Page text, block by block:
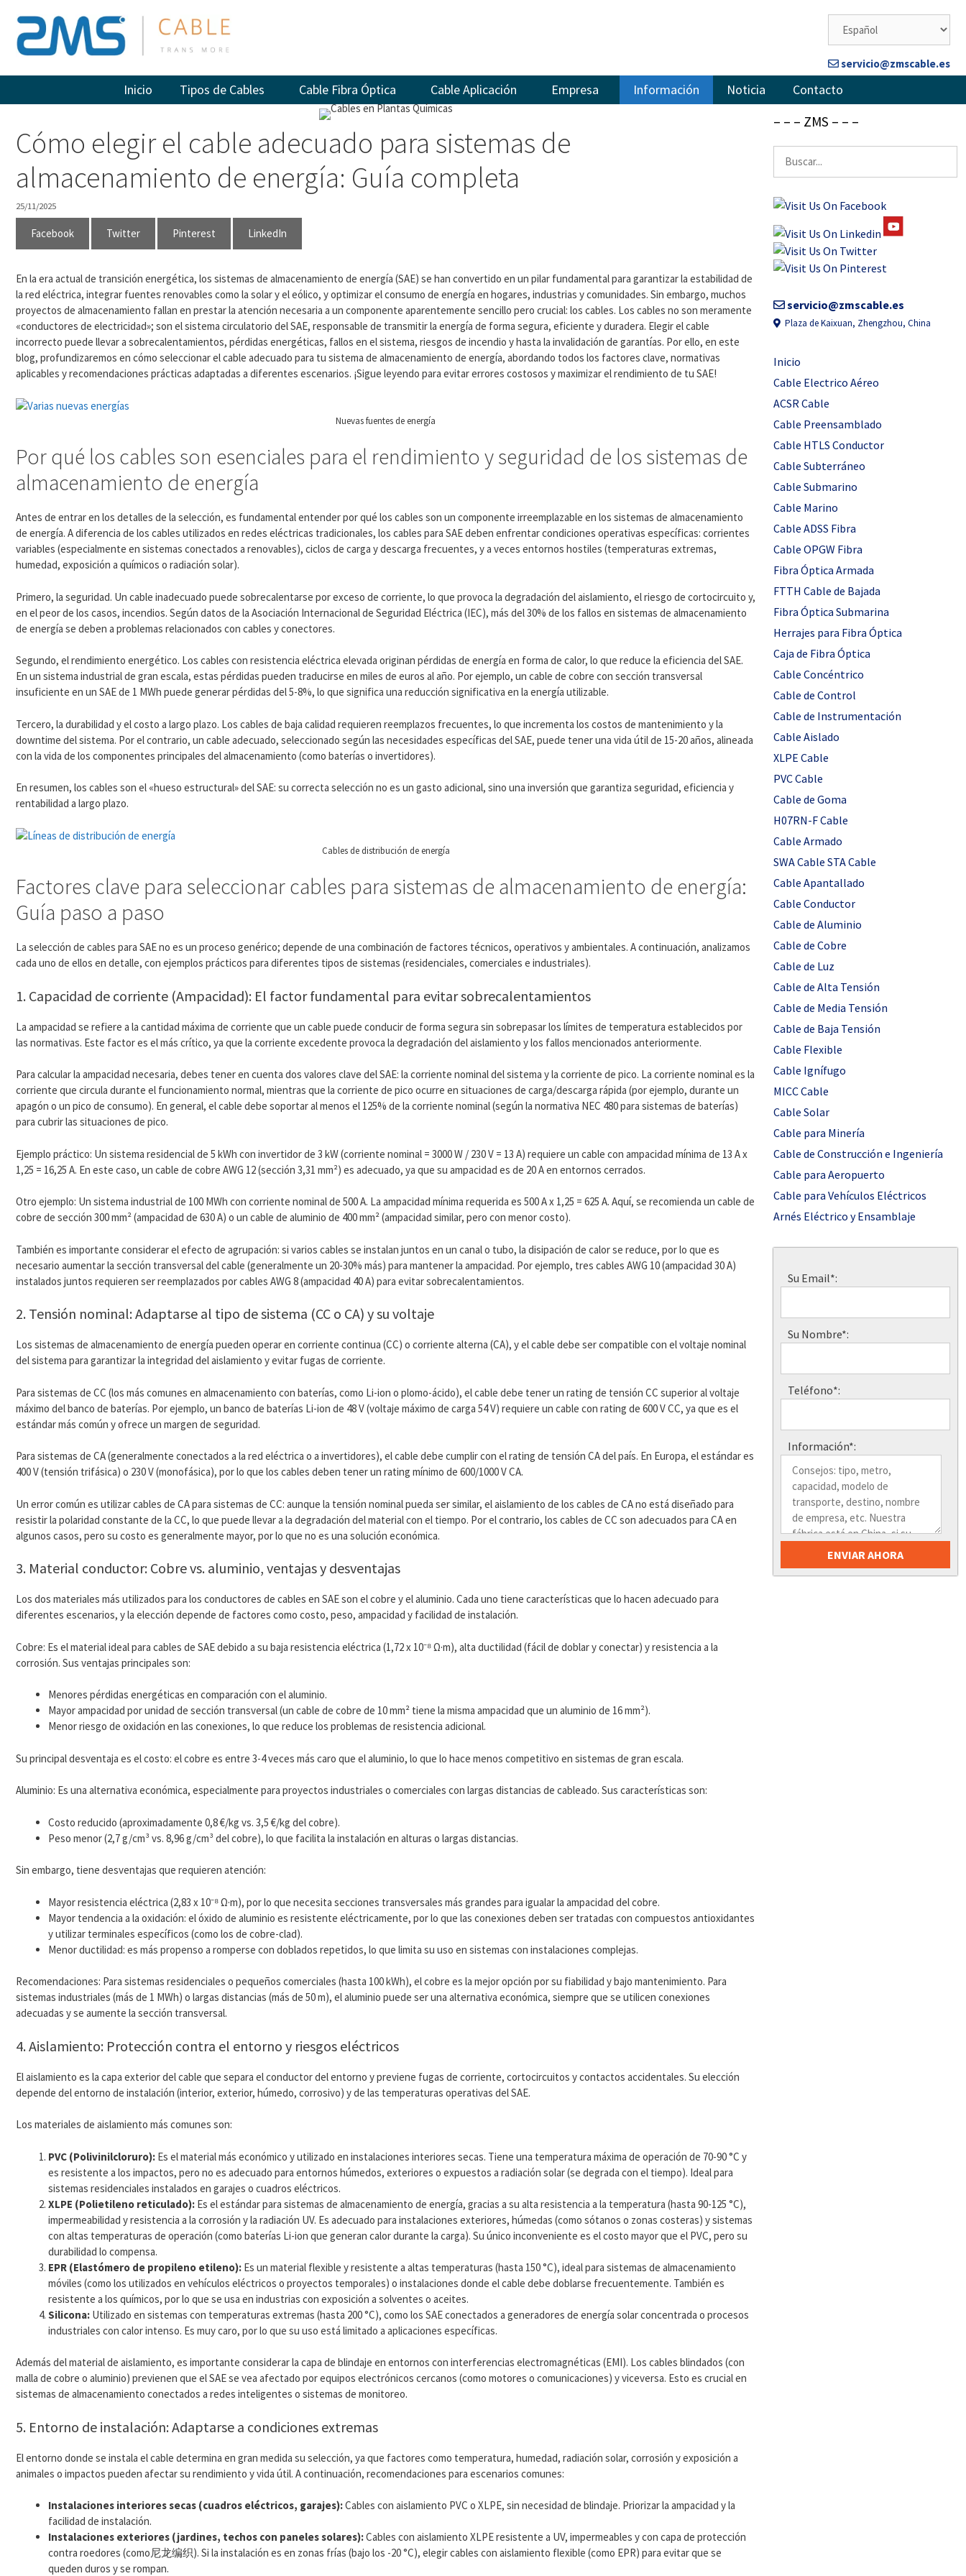
contenido
servicio@zmscable.es
Inicio Tipos de Cables Cable Fibra Óptica Cable Aplicación Empresa Información Noticia Contacto
Cómo elegir el cable adecuado para sistemas de
almacenamiento de energía: Guía completa
25/11/2025
Facebook Twitter Pinterest LinkedIn
En la era actual de transición energética, los sistemas de almacenamiento de energía (SAE) se han convertido en un pilar fundamental para garantizar la estabilidad de
la red eléctrica, integrar fuentes renovables como la solar y el eólico, y optimizar el consumo de energía en hogares, industrias y comunidades. Sin embargo, muchos
proyectos de almacenamiento fallan en prestar la atención necesaria a un componente aparentemente sencillo pero crucial: los cables. Los cables no son meramente
«conductores de electricidad»; son el sistema circulatorio del SAE, responsable de transmitir la energía de forma segura, eficiente y duradera. Elegir el cable
incorrecto puede llevar a sobrecalentamientos, pérdidas energéticas, fallos en el sistema, riesgos de incendio y hasta la invalidación de garantías. Por ello, en este
blog, profundizaremos en cómo seleccionar el cable adecuado para tu sistema de almacenamiento de energía, abordando todos los factores clave, normativas
aplicables y recomendaciones prácticas adaptadas a diferentes escenarios. ¡Sigue leyendo para evitar errores costosos y maximizar el rendimiento de tu SAE!
Nuevas fuentes de energía
Por qué los cables son esenciales para el rendimiento y seguridad de los sistemas de
almacenamiento de energía
Antes de entrar en los detalles de la selección, es fundamental entender por qué los cables son un componente irreemplazable en los sistemas de almacenamiento
de energía. A diferencia de los cables utilizados en redes eléctricas tradicionales, los cables para SAE deben enfrentar condiciones operativas específicas: corrientes
variables (especialmente en sistemas conectados a renovables), ciclos de carga y descarga frecuentes, y a veces entornos hostiles (temperaturas extremas,
humedad, exposición a químicos o radiación solar).
Primero, la seguridad. Un cable inadecuado puede sobrecalentarse por exceso de corriente, lo que provoca la degradación del aislamiento, el riesgo de cortocircuito y,
en el peor de los casos, incendios. Según datos de la Asociación Internacional de Seguridad Eléctrica (IEC), más del 30% de los fallos en sistemas de almacenamiento
de energía se deben a problemas relacionados con cables y conectores.
Segundo, el rendimiento energético. Los cables con resistencia eléctrica elevada originan pérdidas de energía en forma de calor, lo que reduce la eficiencia del SAE.
En un sistema industrial de gran escala, estas pérdidas pueden traducirse en miles de euros al año. Por ejemplo, un cable de cobre con sección transversal
insuficiente en un SAE de 1 MWh puede generar pérdidas del 5-8%, lo que significa una reducción significativa en la energía utilizable.
Tercero, la durabilidad y el costo a largo plazo. Los cables de baja calidad requieren reemplazos frecuentes, lo que incrementa los costos de mantenimiento y la
downtime del sistema. Por el contrario, un cable adecuado, seleccionado según las necesidades específicas del SAE, puede tener una vida útil de 15-20 años, alineada
con la vida de los componentes principales del almacenamiento (como baterías o invertidores).
En resumen, los cables son el «hueso estructural» del SAE: su correcta selección no es un gasto adicional, sino una inversión que garantiza seguridad, eficiencia y
rentabilidad a largo plazo.
Cables de distribución de energía
Factores clave para seleccionar cables para sistemas de almacenamiento de energía:
Guía paso a paso
La selección de cables para SAE no es un proceso genérico; depende de una combinación de factores técnicos, operativos y ambientales. A continuación, analizamos
cada uno de ellos en detalle, con ejemplos prácticos para diferentes tipos de sistemas (residenciales, comerciales e industriales).
1. Capacidad de corriente (Ampacidad): El factor fundamental para evitar sobrecalentamientos
La ampacidad se refiere a la cantidad máxima de corriente que un cable puede conducir de forma segura sin sobrepasar los límites de temperatura establecidos por
las normativas. Este factor es el más crítico, ya que la corriente excedente provoca la degradación del aislamiento y los fallos mencionados anteriormente.
Para calcular la ampacidad necesaria, debes tener en cuenta dos valores clave del SAE: la corriente nominal del sistema y la corriente de pico. La corriente nominal es la
corriente que circula durante el funcionamiento normal, mientras que la corriente de pico ocurre en situaciones de carga/descarga rápida (por ejemplo, durante un
apagón o un pico de consumo). En general, el cable debe soportar al menos el 125% de la corriente nominal (según la normativa NEC 480 para sistemas de baterías)
para cubrir las situaciones de pico.
Ejemplo práctico: Un sistema residencial de 5 kWh con invertidor de 3 kW (corriente nominal = 3000 W / 230 V = 13 A) requiere un cable con ampacidad mínima de 13 A x
1,25 = 16,25 A. En este caso, un cable de cobre AWG 12 (sección 3,31 mm²) es adecuado, ya que su ampacidad es de 20 A en entornos cerrados.
Otro ejemplo: Un sistema industrial de 100 MWh con corriente nominal de 500 A. La ampacidad mínima requerida es 500 A x 1,25 = 625 A. Aquí, se recomienda un cable de
cobre de sección 300 mm² (ampacidad de 630 A) o un cable de aluminio de 400 mm² (ampacidad similar, pero con menor costo).
También es importante considerar el efecto de agrupación: si varios cables se instalan juntos en un canal o tubo, la disipación de calor se reduce, por lo que es
necesario aumentar la sección transversal del cable (generalmente un 20-30% más) para mantener la ampacidad. Por ejemplo, tres cables AWG 10 (ampacidad 30 A)
instalados juntos requieren ser reemplazados por cables AWG 8 (ampacidad 40 A) para evitar sobrecalentamientos.
2. Tensión nominal: Adaptarse al tipo de sistema (CC o CA) y su voltaje
Los sistemas de almacenamiento de energía pueden operar en corriente continua (CC) o corriente alterna (CA), y el cable debe ser compatible con el voltaje nominal
del sistema para garantizar la integridad del aislamiento y evitar fugas de corriente.
Para sistemas de CC (los más comunes en almacenamiento con baterías, como Li-ion o plomo-ácido), el cable debe tener un rating de tensión CC superior al voltaje
máximo del banco de baterías. Por ejemplo, un banco de baterías Li-ion de 48 V (voltaje máximo de carga 54 V) requiere un cable con rating de 600 V CC, ya que es el
estándar más común y ofrece un margen de seguridad.
Para sistemas de CA (generalmente conectados a la red eléctrica o a invertidores), el cable debe cumplir con el rating de tensión CA del país. En Europa, el estándar es
400 V (tensión trifásica) o 230 V (monofásica), por lo que los cables deben tener un rating mínimo de 600/1000 V CA.
Un error común es utilizar cables de CA para sistemas de CC: aunque la tensión nominal pueda ser similar, el aislamiento de los cables de CA no está diseñado para
resistir la polaridad constante de la CC, lo que puede llevar a la degradación del material con el tiempo. Por el contrario, los cables de CC son adecuados para CA en
algunos casos, pero su costo es generalmente mayor, por lo que no es una solución económica.
3. Material conductor: Cobre vs. aluminio, ventajas y desventajas
Los dos materiales más utilizados para los conductores de cables en SAE son el cobre y el aluminio. Cada uno tiene características que lo hacen adecuado para
diferentes escenarios, y la elección depende de factores como costo, peso, ampacidad y facilidad de instalación.
Cobre: Es el material ideal para cables de SAE debido a su baja resistencia eléctrica (1,72 x 10⁻⁸ Ω·m), alta ductilidad (fácil de doblar y conectar) y resistencia a la
corrosión. Sus ventajas principales son:
Menores pérdidas energéticas en comparación con el aluminio.
Mayor ampacidad por unidad de sección transversal (un cable de cobre de 10 mm² tiene la misma ampacidad que un aluminio de 16 mm²).
Menor riesgo de oxidación en las conexiones, lo que reduce los problemas de resistencia adicional.
Su principal desventaja es el costo: el cobre es entre 3-4 veces más caro que el aluminio, lo que lo hace menos competitivo en sistemas de gran escala.
Aluminio: Es una alternativa económica, especialmente para proyectos industriales o comerciales con largas distancias de cableado. Sus características son:
Costo reducido (aproximadamente 0,8 €/kg vs. 3,5 €/kg del cobre).
Peso menor (2,7 g/cm³ vs. 8,96 g/cm³ del cobre), lo que facilita la instalación en alturas o largas distancias.
Sin embargo, tiene desventajas que requieren atención:
Mayor resistencia eléctrica (2,83 x 10⁻⁸ Ω·m), por lo que necesita secciones transversales más grandes para igualar la ampacidad del cobre.
Mayor tendencia a la oxidación: el óxido de aluminio es resistente eléctricamente, por lo que las conexiones deben ser tratadas con compuestos antioxidantes
y utilizar terminales específicos (como los de cobre-clad).
Menor ductilidad: es más propenso a romperse con doblados repetidos, lo que limita su uso en sistemas con instalaciones complejas.
Recomendaciones: Para sistemas residenciales o pequeños comerciales (hasta 100 kWh), el cobre es la mejor opción por su fiabilidad y bajo mantenimiento. Para
sistemas industriales (más de 1 MWh) o largas distancias (más de 50 m), el aluminio puede ser una alternativa económica, siempre que se utilicen conexiones
adecuadas y se aumente la sección transversal.
4. Aislamiento: Protección contra el entorno y riesgos eléctricos
El aislamiento es la capa exterior del cable que separa el conductor del entorno y previene fugas de corriente, cortocircuitos y contactos accidentales. Su elección
depende del entorno de instalación (interior, exterior, húmedo, corrosivo) y de las temperaturas operativas del SAE.
Los materiales de aislamiento más comunes son:
PVC (Polivinilcloruro): Es el material más económico y utilizado en instalaciones interiores secas. Tiene una temperatura máxima de operación de 70-90 °C y
es resistente a los impactos, pero no es adecuado para entornos húmedos, exteriores o expuestos a radiación solar (se degrada con el tiempo). Ideal para
sistemas residenciales instalados en garajes o cuadros eléctricos.
XLPE (Polietileno reticulado): Es el estándar para sistemas de almacenamiento de energía, gracias a su alta resistencia a la temperatura (hasta 90-125 °C),
impermeabilidad y resistencia a la corrosión y la radiación UV. Es adecuado para instalaciones exteriores, húmedas (como sótanos o zonas costeras) y sistemas
con altas temperaturas de operación (como baterías Li-ion que generan calor durante la carga). Su único inconveniente es el costo mayor que el PVC, pero su
durabilidad lo compensa.
EPR (Elastómero de propileno etileno): Es un material flexible y resistente a altas temperaturas (hasta 150 °C), ideal para sistemas de almacenamiento
móviles (como los utilizados en vehículos eléctricos o proyectos temporales) o instalaciones donde el cable debe doblarse frecuentemente. También es
resistente a los químicos, por lo que se usa en industrias con exposición a solventes o aceites.
Silicona: Utilizado en sistemas con temperaturas extremas (hasta 200 °C), como los SAE conectados a generadores de energía solar concentrada o procesos
industriales con calor intenso. Es muy caro, por lo que su uso está limitado a aplicaciones específicas.
Además del material de aislamiento, es importante considerar la capa de blindaje en entornos con interferencias electromagnéticas (EMI). Los cables blindados (con
malla de cobre o aluminio) previenen que el SAE se vea afectado por equipos electrónicos cercanos (como motores o comunicaciones) y viceversa. Esto es crucial en
sistemas de almacenamiento conectados a redes inteligentes o sistemas de monitoreo.
5. Entorno de instalación: Adaptarse a condiciones extremas
El entorno donde se instala el cable determina en gran medida su selección, ya que factores como temperatura, humedad, radiación solar, corrosión y exposición a
animales o impactos pueden afectar su rendimiento y vida útil. A continuación, recomendaciones para escenarios comunes:
Instalaciones interiores secas (cuadros eléctricos, garajes):Cables con aislamiento PVC o XLPE, sin necesidad de blindaje. Priorizar la ampacidad y la
facilidad de instalación.
Instalaciones exteriores (jardines, techos con paneles solares):Cables con aislamiento XLPE resistente a UV, impermeables y con capa de protección
contra roedores (como尼龙编织). Si la instalación es en zonas frías (bajo los -20 °C), elegir cables con aislamiento flexible (como EPR) para evitar que se
queden duros y se rompan.
– – – ZMS – – –
Buscar:
servicio@zmscable.es
Plaza de Kaixuan, Zhengzhou, China
Inicio
Cable Electrico Aéreo
ACSR Cable
Cable Preensamblado
Cable HTLS Conductor
Cable Subterráneo
Cable Submarino
Cable Marino
Cable ADSS Fibra
Cable OPGW Fibra
Fibra Óptica Armada
FTTH Cable de Bajada
Fibra Óptica Submarina
Herrajes para Fibra Óptica
Caja de Fibra Óptica
Cable Concéntrico
Cable de Control
Cable de Instrumentación
Cable Aislado
XLPE Cable
PVC Cable
Cable de Goma
H07RN-F Cable
Cable Armado
SWA Cable STA Cable
Cable Apantallado
Cable Conductor
Cable de Aluminio
Cable de Cobre
Cable de Luz
Cable de Alta Tensión
Cable de Media Tensión
Cable de Baja Tensión
Cable Flexible
Cable Ignífugo
MICC Cable
Cable Solar
Cable para Minería
Cable de Construcción e Ingeniería
Cable para Aeropuerto
Cable para Vehículos Eléctricos
Arnés Eléctrico y Ensamblaje
Su Email*:
Su Nombre*:
Teléfono*:
Información*: